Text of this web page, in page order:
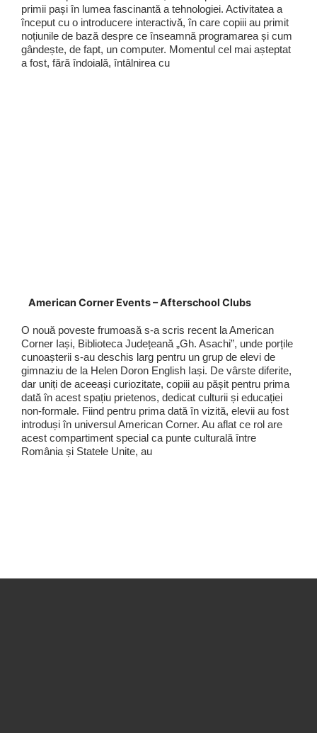
primii pași în lumea fascinantă a tehnologiei. Activitatea a
început cu o introducere interactivă, în care copiii au primit
noțiunile de bază despre ce înseamnă programarea și cum
gândește, de fapt, un computer. Momentul cel mai așteptat
a fost, fără îndoială, întâlnirea cu
American Corner Events – Afterschool Clubs
O nouă poveste frumoasă s-a scris recent la American
Corner Iași, Biblioteca Județeană „Gh. Asachi”, unde porțile
cunoașterii s-au deschis larg pentru un grup de elevi de
gimnaziu de la Helen Doron English Iași. De vârste diferite,
dar uniți de aceeași curiozitate, copiii au pășit pentru prima
dată în acest spațiu prietenos, dedicat culturii și educației
non-formale. Fiind pentru prima dată în vizită, elevii au fost
introduși în universul American Corner. Au aflat ce rol are
acest compartiment special ca punte culturală între
România și Statele Unite, au